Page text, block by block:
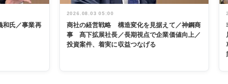
氏／事業再
2026.08.03 05:00
商社の経営戦略 構造変化を見据えて／神鋼商
事 髙下拡展社長／長期視点で企業価値向上／
投資案件、着実に収益つなげる